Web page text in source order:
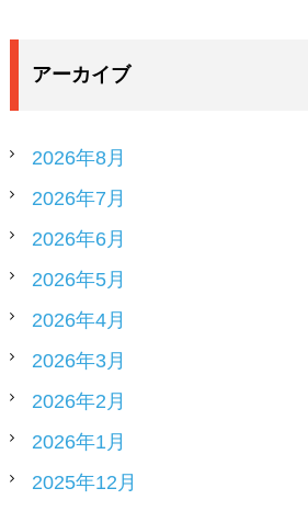
アーカイブ
2026年8月
2026年7月
2026年6月
2026年5月
2026年4月
2026年3月
2026年2月
2026年1月
2025年12月